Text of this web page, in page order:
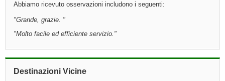
Abbiamo ricevuto osservazioni includono i seguenti:
"Grande, grazie. "
"Molto facile ed efficiente servizio. "
Destinazioni Vicine